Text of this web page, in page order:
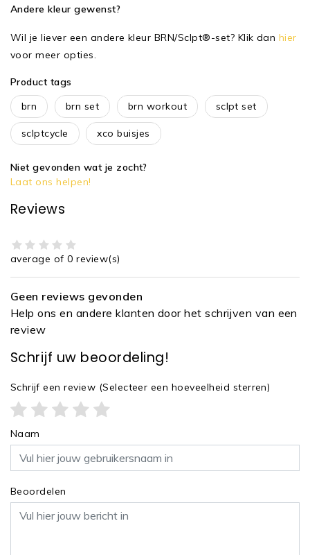
Andere kleur gewenst?
Wil je liever een andere kleur BRN/Sclpt®-set? Klik dan hier
voor meer opties.
Product tags
brn
brn set brn workout sclpt set
sclptcycle xco buisjes
Niet gevonden wat je zocht?
Laat ons helpen!
Reviews
average of 0 review(s)
Geen reviews gevonden
Help ons en andere klanten door het schrijven van een
review
Schrijf uw beoordeling!
Schrijf een review (Selecteer een hoeveelheid sterren)
Naam
Beoordelen